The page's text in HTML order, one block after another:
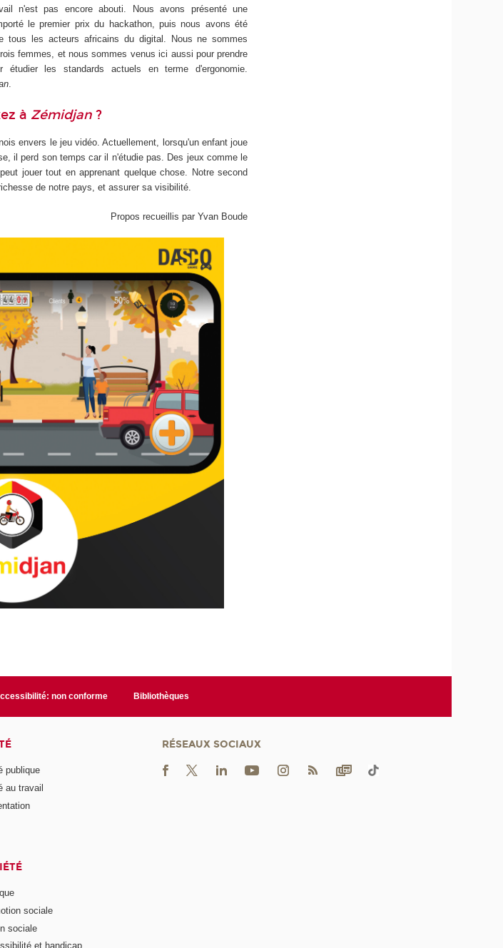
n'est pas encore abouti. Nous avons présenté une
le premier prix du hackathon, puis nous avons été
tous les acteurs africains du digital. Nous ne sommes
femmes, et nous sommes venus ici aussi pour prendre
les standards actuels en terme d'ergonomie.
.
à Zémidjan ?
envers le jeu vidéo. Actuellement, lorsqu'un enfant joue
il perd son temps car il n'étudie pas. Des jeux comme le
jouer tout en apprenant quelque chose. Notre second
de notre pays, et assurer sa visibilité.
Propos recueillis par Yvan Boude
non conforme Bibliothèques
publique
au travail
sociale
sociale
et handicap
RÉSEAUX SOCIAUX